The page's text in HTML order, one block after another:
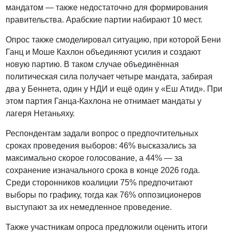
мандатом — также недостаточно для формирования
правительства. Арабские партии набирают 10 мест.
Опрос также смоделировал ситуацию, при которой Бени
Ганц и Моше Кахлон объединяют усилия и создают
новую партию. В таком случае объединённая
политическая сила получает четыре мандата, забирая
два у Беннета, один у НДИ и ещё один у «Еш Атид». При
этом партия Ганца-Кахлона не отнимает мандаты у
лагеря Нетаньяху.
Респондентам задали вопрос о предпочтительных
сроках проведения выборов: 46% высказались за
максимально скорое голосование, а 44% — за
сохранение изначального срока в конце 2026 года.
Среди сторонников коалиции 75% предпочитают
выборы по графику, тогда как 76% оппозиционеров
выступают за их немедленное проведение.
Также участникам опроса предложили оценить итоги